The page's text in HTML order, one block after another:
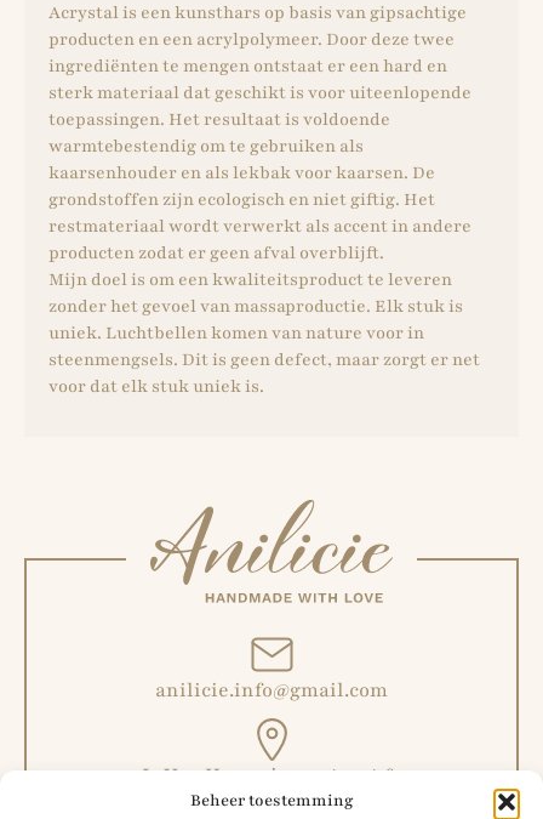
Beheer toestemming
Acrystal is een kunsthars op basis van gipsachtige
producten en een acrylpolymeer. Door deze twee
ingrediënten te mengen ontstaat er een hard en
sterk materiaal dat geschikt is voor uiteenlopende
toepassingen. Het resultaat is voldoende
warmtebestendig om te gebruiken als
kaarsenhouder en als lekbak voor kaarsen. De
grondstoffen zijn ecologisch en niet giftig. Het
restmateriaal wordt verwerkt als accent in andere
producten zodat er geen afval overblijft.
Mijn doel is om een ​​kwaliteitsproduct te leveren
zonder het gevoel van massaproductie. Elk stuk is
uniek. Luchtbellen komen van nature voor in
steenmengsels. Dit is geen defect, maar zorgt er net
voor dat elk stuk uniek is.
anilicie.info@gmail.com
L. Van Hoeymissenstraat 6,
Malderen, België